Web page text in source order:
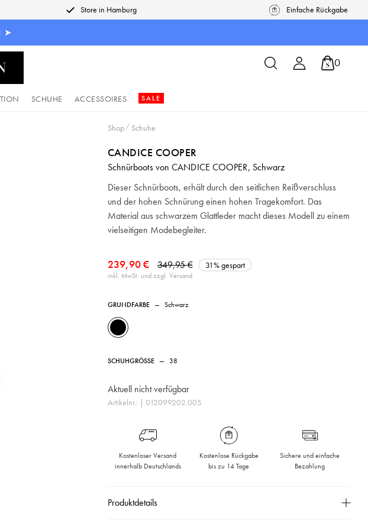
Store in Hamburg Einfache Rückgabe
➤
0
SCHUHE ACCESSOIRES SALE
Shop / Schuhe
CANDICE COOPER
Schnürboots von CANDICE COOPER, Schwarz
Dieser Schnürboots, erhält durch den seitlichen Reißverschluss
und der hohen Schnürung einen hohen Tragekomfort. Das
Material aus schwarzem Glattleder macht dieses Modell zu einem
vielseitigen Modebegleiter.
239,90 € 349,95 € 31% gespart
inkl. MwSt. und zzgl. Versand
GRUNDFARBE — Schwarz
SCHUHGRÖSSE — 38
Aktuell nicht verfügbar
Artikelnr.: | 012099202.005
Kostenloser Versand
innerhalb Deutschlands
Kostenlose Rückgabe
bis zu 14 Tage
Sichere und einfache
Bezahlung
Produktdetails